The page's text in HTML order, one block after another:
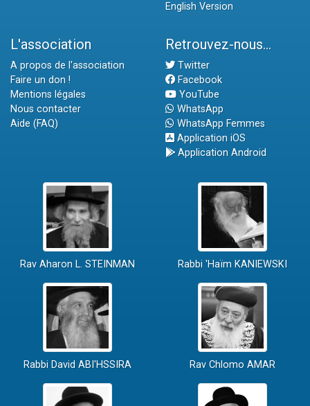
English Version
L'association
A propos de l'association
Faire un don !
Mentions légales
Nous contacter
Aide (FAQ)
Retrouvez-nous...
Twitter
Facebook
YouTube
WhatsApp
WhatsApp Femmes
Application iOS
Application Android
Rav Aharon L. STEINMAN Rabbi 'Haïm KANIEWSKI
Rabbi David ABI'HSSIRA Rav Chlomo AMAR